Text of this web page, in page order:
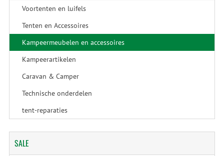
Voortenten en luifels
Tenten en Accessoires
Kampeermeubelen en accessoires
Kampeerartikelen
Caravan & Camper
Technische onderdelen
tent-reparaties
SALE